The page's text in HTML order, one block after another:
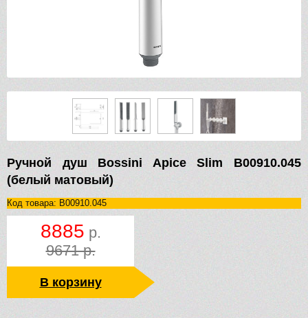
Ручной душ Bossini Apice Slim B00910.045
(белый матовый)
Код товара: B00910.045
8885 р.
9671 р.
В корзину